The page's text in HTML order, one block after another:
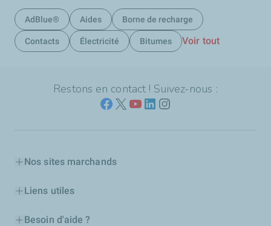
AdBlue® Aides Borne de recharge
Contacts Électricité Bitumes Voir tout
Restons en contact ! Suivez-nous :
Nos sites marchands
Liens utiles
Besoin d'aide ?